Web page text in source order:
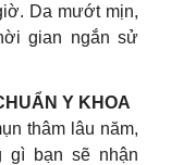
Da mướt mịn,
gian ngắn sử
Y KHOA
thâm lâu năm,
gì bạn sẽ nhận